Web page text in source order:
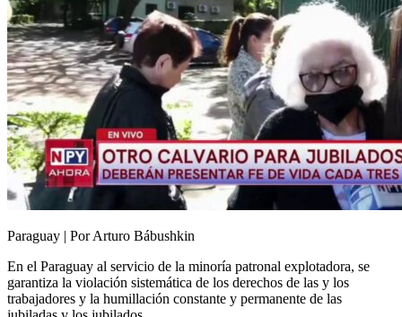
Paraguay | Por Arturo Bábushkin
En el Paraguay al servicio de la minoría patronal explotadora, se
garantiza la violación sistemática de los derechos de las y los
trabajadores y la humillación constante y permanente de las